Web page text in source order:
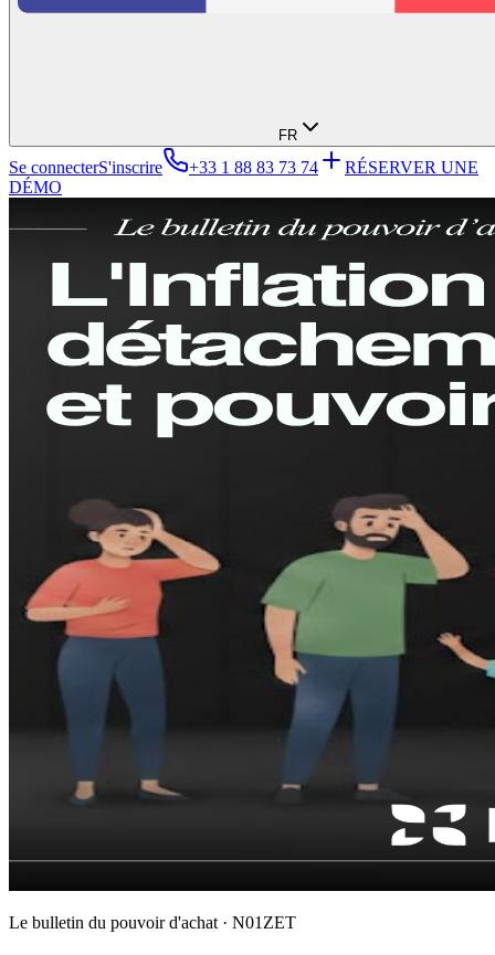
FR
Se connecterS'inscrire +33 1 88 83 73 74
RÉSERVER UNE
DÉMO
Le bulletin du pouvoir d'achat · N01ZET